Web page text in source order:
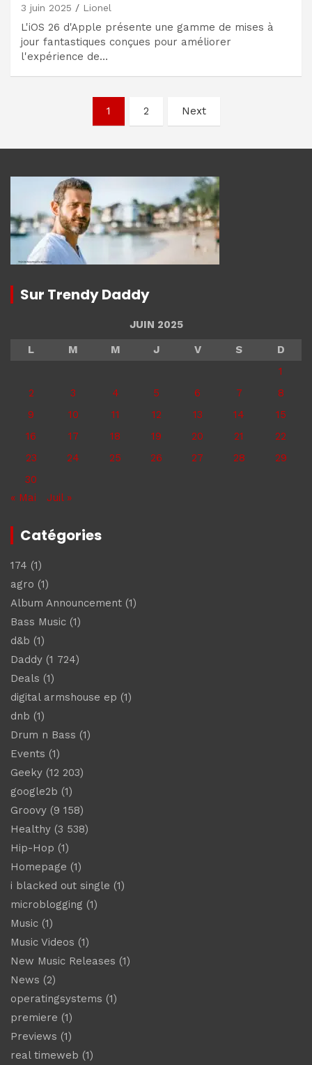
3 juin 2025 Lionel
L'iOS 26 d'Apple présente une gamme de mises à
jour fantastiques conçues pour améliorer
l'expérience de…
articles
1 2 Next
Sur Trendy Daddy
JUIN 2025
L
M M J V S
D
1
2
3 4 5 6 7
8
9
10 11 12 13 14
15
16
17 18 19 20 21
22
23
24 25 26 27 28
29
30
« Mai
Juil »
Catégories
174 (1)
agro (1)
Album Announcement (1)
Bass Music (1)
d&b (1)
Daddy (1 724)
Deals (1)
digital armshouse ep (1)
dnb (1)
Drum n Bass (1)
Events (1)
Geeky (12 203)
google2b (1)
Groovy (9 158)
Healthy (3 538)
Hip-Hop (1)
Homepage (1)
i blacked out single (1)
microblogging (1)
Music (1)
Music Videos (1)
New Music Releases (1)
News (2)
operatingsystems (1)
premiere (1)
Previews (1)
real timeweb (1)